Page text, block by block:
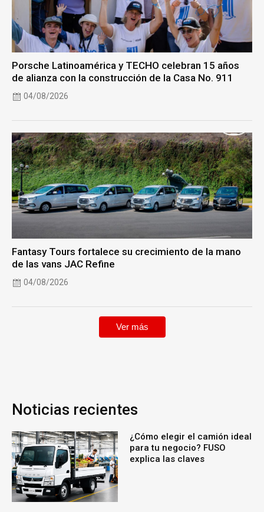
Porsche Latinoamérica y TECHO celebran 15 años
de alianza con la construcción de la Casa No. 911
04/08/2026
Fantasy Tours fortalece su crecimiento de la mano
de las vans JAC Refine
04/08/2026
Ver más
Noticias recientes
¿Cómo elegir el camión ideal
para tu negocio? FUSO
explica las claves